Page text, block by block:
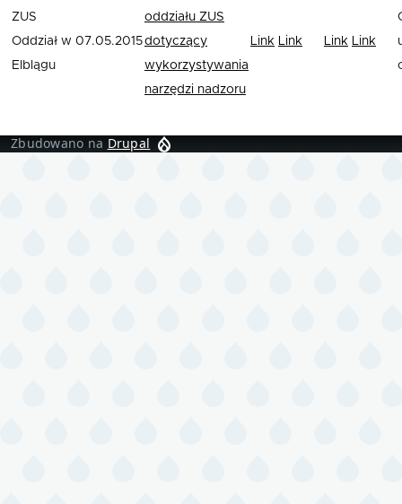
ZUS
Oddział w
Elblągu
07.05.2015
oddziału ZUS
dotyczący
wykorzystywania
narzędzi nadzoru
Link Link Link Link
Zbudowano na Drupal